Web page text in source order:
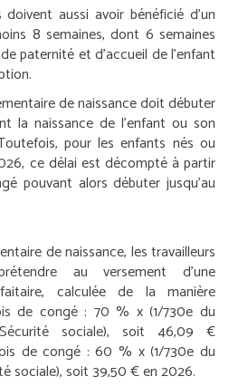
aussi avoir bénéficié d’un
8 semaines, dont 6 semaines
paternité et d’accueil de l’enfant
de naissance doit débuter
la naissance de l’enfant ou son
pour les enfants nés ou
ce délai est décompté à partir
pouvant alors débuter jusqu’au
de naissance, les travailleurs
au versement d’une
calculée de la manière
de congé : 70 % x (1/730e du
sociale), soit 46,09 €
de congé : 60 % x (1/730e du
sociale), soit 39,50 € en 2026.